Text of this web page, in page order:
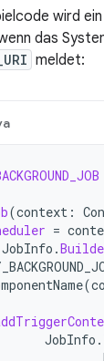
wird
das
meldet:
(context :
=
JobInfo .
(
JobInfo .